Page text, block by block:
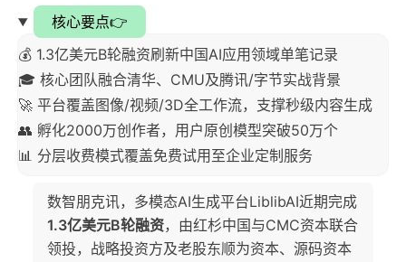
核心要点👉
💰 1.3亿美元B轮融资刷新中国AI应用领域单笔记录
🎓 核心团队融合清华、CMU及腾讯/字节实战背景
🚀 平台覆盖图像/视频/3D全工作流，支撑秒级内容生成
👥 孵化2000万创作者，用户原创模型突破50万个
📊 分层收费模式覆盖免费试用至企业定制服务
数智朋克讯，多模态AI生成平台LiblibAI近期完成
1.3亿美元B轮融资，由红杉中国与CMC资本联合
领投，战略投资方及老股东顺为资本、源码资本